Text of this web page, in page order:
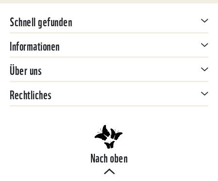
Schnell gefunden
Informationen
Über uns
Rechtliches
Nach oben